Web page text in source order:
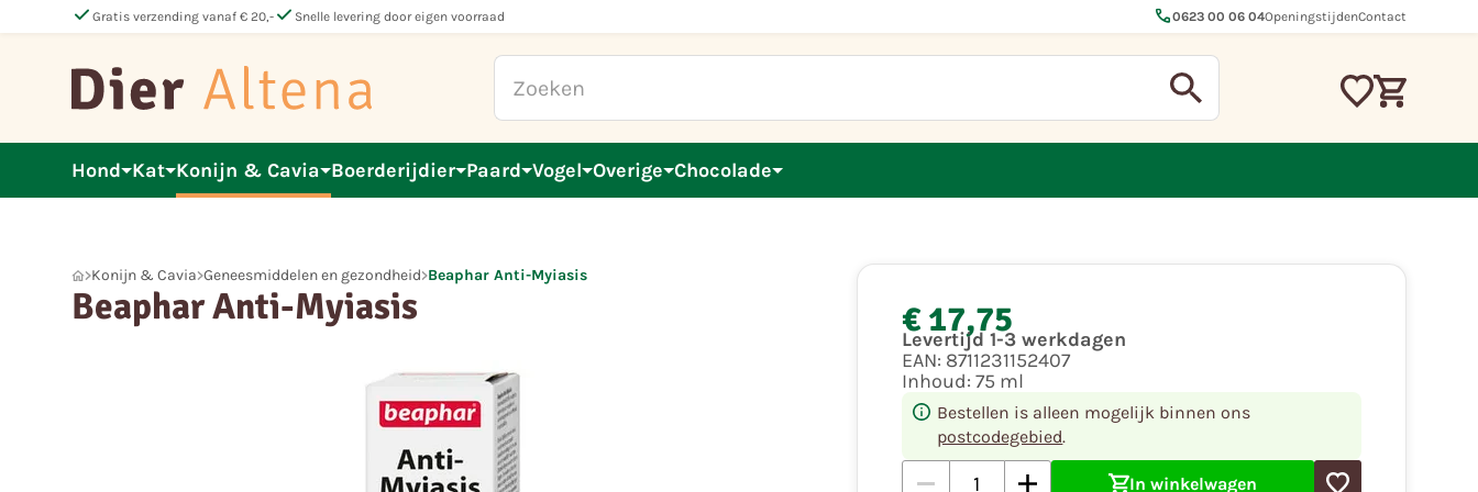
check Gratis verzending vanaf € 20,-check Snelle levering door eigen voorraad call0623 00 06 04OpeningstijdenContact
Hond Kat Konijn & Cavia Boerderijdier Paard Vogel Overige Chocolade
Konijn & Cavia Geneesmiddelen en gezondheid Beaphar Anti-Myiasis
Beaphar Anti-Myiasis € 17,75
Levertijd 1-3 werkdagen
EAN: 8711231152407
Inhoud:75 ml
Bestellen is alleen mogelijk binnen ons
postcodegebied.
In winkelwagen